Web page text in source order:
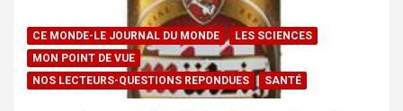
CE MONDE-LE JOURNAL DU MONDE
LES SCIENCES
MON POINT DE VUE
NOS LECTEURS-QUESTIONS REPONDUES
SANTÉ